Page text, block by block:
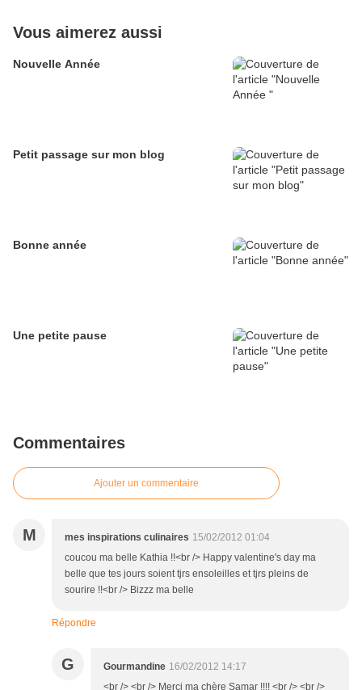
Vous aimerez aussi
Nouvelle Année
Petit passage sur mon blog
Bonne année
Une petite pause
Commentaires
Ajouter un commentaire
M mes inspirations culinaires 15/02/2012 01:04
coucou ma belle Kathia !!<br /> Happy valentine's day ma
belle que tes jours soient tjrs ensoleilles et tjrs pleins de
sourire !!<br /> Bizzz ma belle
Répondre
G Gourmandine 16/02/2012 14:17
<br /> <br /> Merci ma chère Samar !!!! <br /> <br />